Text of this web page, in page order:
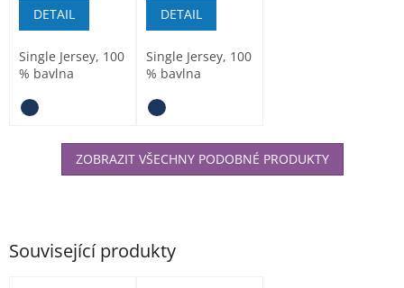
Související produkty
DETAIL
Single Jersey, 100
% bavlna
DETAIL
Single Jersey, 100
% bavlna
ZOBRAZIT VŠECHNY PODOBNÉ PRODUKTY